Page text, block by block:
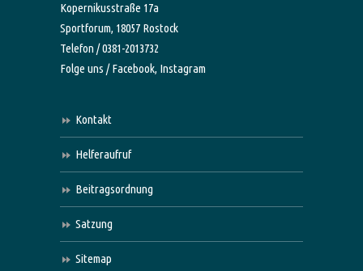
Kopernikusstraße 17a
Sportforum, 18057 Rostock
Telefon / 0381-2013732
Folge uns /Facebook, Instagram
Kontakt
Helferaufruf
Beitragsordnung
Satzung
Sitemap